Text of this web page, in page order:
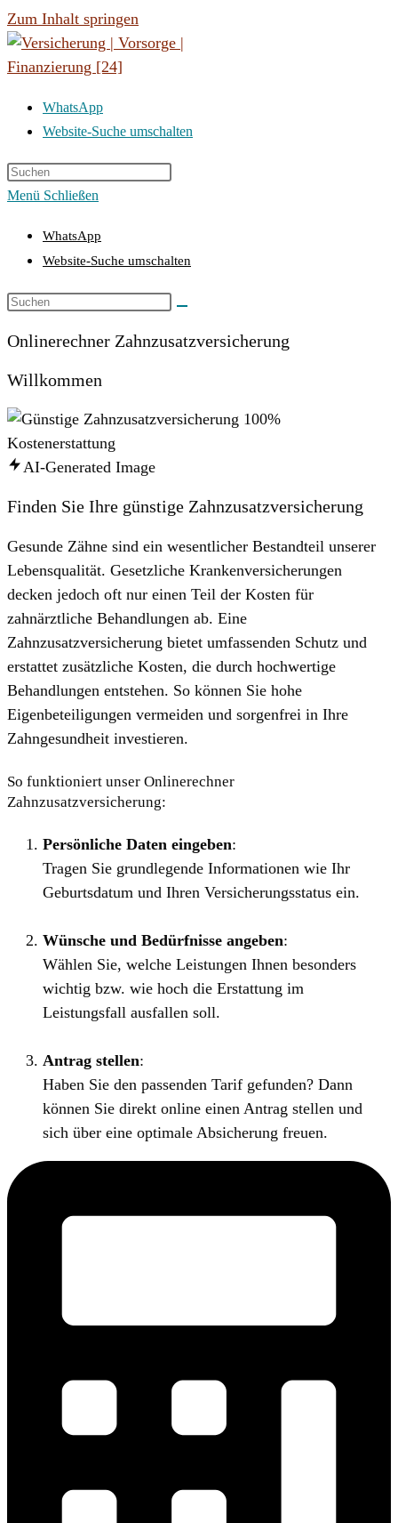
Zum Inhalt springen
WhatsApp
Website-Suche umschalten
Menü Schließen
WhatsApp
Website-Suche umschalten
Onlinerechner Zahnzusatzversicherung
Willkommen
AI-Generated Image
Finden Sie Ihre günstige Zahnzusatzversicherung
Gesunde Zähne sind ein wesentlicher Bestandteil unserer
Lebensqualität. Gesetzliche Krankenversicherungen
decken jedoch oft nur einen Teil der Kosten für
zahnärztliche Behandlungen ab. Eine
Zahnzusatzversicherung bietet umfassenden Schutz und
erstattet zusätzliche Kosten, die durch hochwertige
Behandlungen entstehen. So können Sie hohe
Eigenbeteiligungen vermeiden und sorgenfrei in Ihre
Zahngesundheit investieren.
So funktioniert unser Onlinerechner
Zahnzusatzversicherung:
Persönliche Daten eingeben:
Tragen Sie grundlegende Informationen wie Ihr
Geburtsdatum und Ihren Versicherungsstatus ein.
Wünsche und Bedürfnisse angeben:
Wählen Sie, welche Leistungen Ihnen besonders
wichtig bzw. wie hoch die Erstattung im
Leistungsfall ausfallen soll.
Antrag stellen:
Haben Sie den passenden Tarif gefunden? Dann
können Sie direkt online einen Antrag stellen und
sich über eine optimale Absicherung freuen.